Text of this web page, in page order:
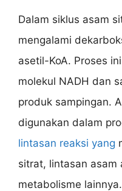
Dalam siklus asam
mengalami
asetil-KoA. Proses
molekul NADH dan
produk sampingan.
digunakan dalam
lintasan reaksi yang
sitrat, lintasan asam
metabolisme lainnya.